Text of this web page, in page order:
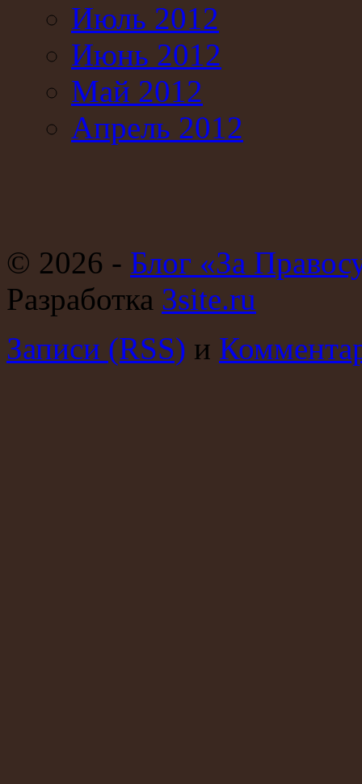
Июль 2012
Июнь 2012
Май 2012
Апрель 2012
© 2026 - Блог «За
Разработка 3site.ru
Записи (RSS) и